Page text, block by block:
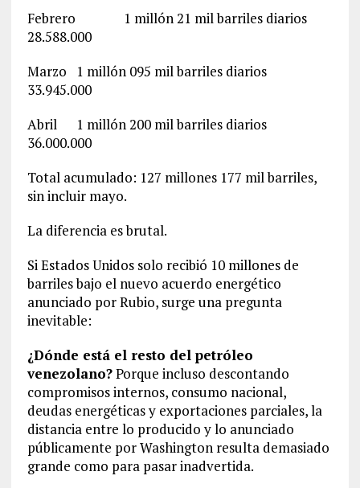
Febrero 1 millón 21 mil barriles diarios
28.588.000
Marzo 1 millón 095 mil barriles diarios
33.945.000
Abril 1 millón 200 mil barriles diarios
36.000.000
Total acumulado: 127 millones 177 mil barriles,
sin incluir mayo.
La diferencia es brutal.
Si Estados Unidos solo recibió 10 millones de
barriles bajo el nuevo acuerdo energético
anunciado por Rubio, surge una pregunta
inevitable:
¿Dónde está el resto del petróleo
venezolano?Porque incluso descontando
compromisos internos, consumo nacional,
deudas energéticas y exportaciones parciales, la
distancia entre lo producido y lo anunciado
públicamente por Washington resulta demasiado
grande como para pasar inadvertida.